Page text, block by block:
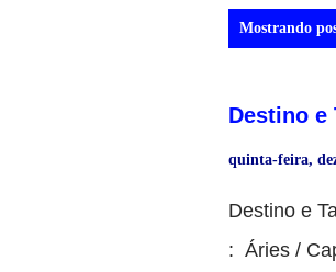
Mostrando
Destino e
quinta-feira,
Destino e
: Áries /